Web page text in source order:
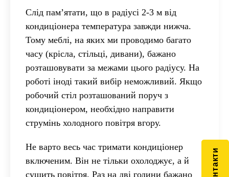
Слід пам’ятати, що в радіусі 2-3 м від
кондиціонера температура завжди нижча.
Тому меблі, на яких ми проводимо багато
часу (крісла, стільці, дивани), бажано
розташовувати за межами цього радіусу. На
роботі іноді такий вибір неможливий. Якщо
робочий стіл розташований поруч з
кондиціонером, необхідно направити
струмінь холодного повітря вгору.
Не варто весь час тримати кондиціонер
включеним. Він не тільки охолоджує, а й
сушить повітря. Раз на дві години бажано